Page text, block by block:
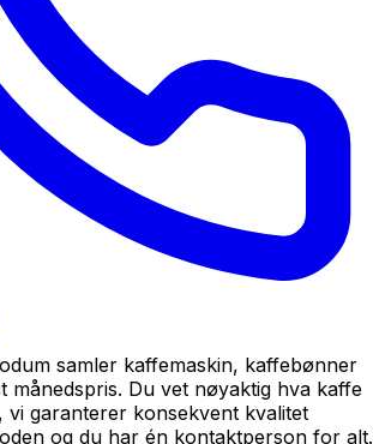
samler kaffemaskin, kaffebønner
månedspris. Du vet nøyaktig hva kaffe
vi garanterer konsekvent kvalitet
og du har én kontaktperson for alt.